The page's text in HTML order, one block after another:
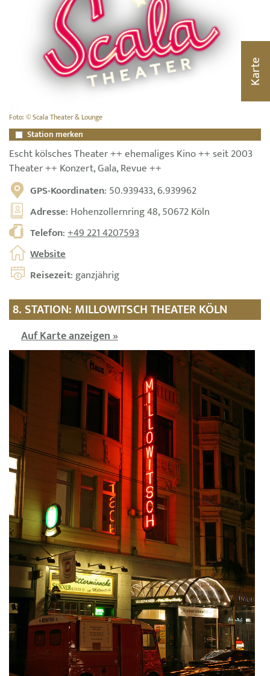
Foto: © Scala Theater & Lounge
Station merken
Escht kölsches Theater ++ ehemaliges Kino ++ seit 2003
Theater ++ Konzert, Gala, Revue ++
GPS-Koordinaten: 50.939433, 6.939962
Adresse: Hohenzollernring 48, 50672 Köln
Telefon:+49 221 4207593
Website
Reisezeit: ganzjährig
8. STATION: MILLOWITSCH THEATER KÖLN
Auf Karte anzeigen »
Karte